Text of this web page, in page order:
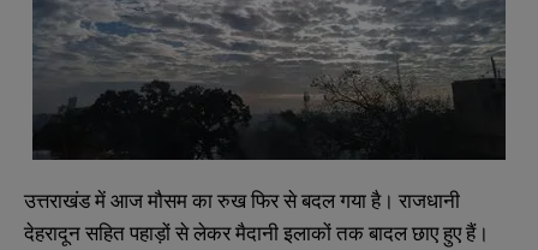
उत्तराखंड में आज मौसम का रुख फिर से बदल गया है। राजधानी
देहरादून सहित पहाड़ों से लेकर मैदानी इलाकों तक बादल छाए हुए हैं।